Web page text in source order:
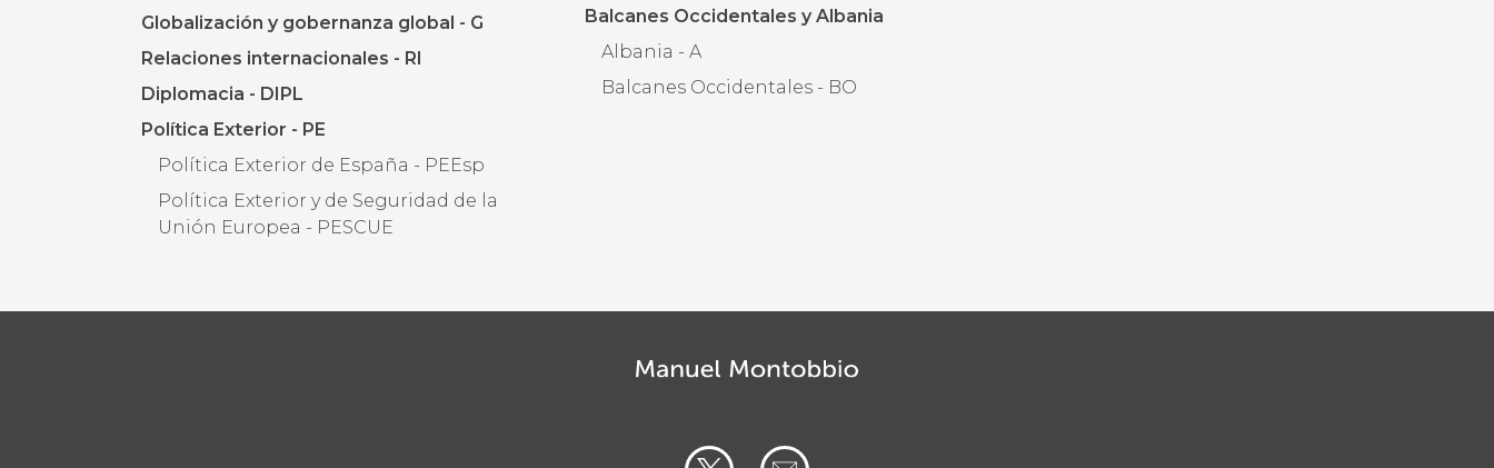
Globalización y gobernanza global - G
Relaciones internacionales - RI
Diplomacia - DIPL
Política Exterior - PE
Política Exterior de España - PEEsp
Política Exterior y de Seguridad de la
Unión Europea - PESCUE
Balcanes Occidentales y Albania
Albania - A
Balcanes Occidentales - BO